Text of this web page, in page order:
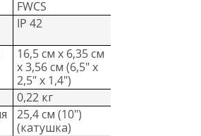
FWCS
IP 42
16,5 см x 6,35 см
x 3,56 см (6,5" x
2,5" x 1,4")
0,22 кг
25,4 см (10")
(катушка)